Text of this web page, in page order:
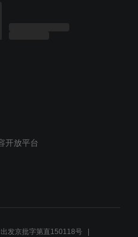
开放平台
发京批字第直150118号